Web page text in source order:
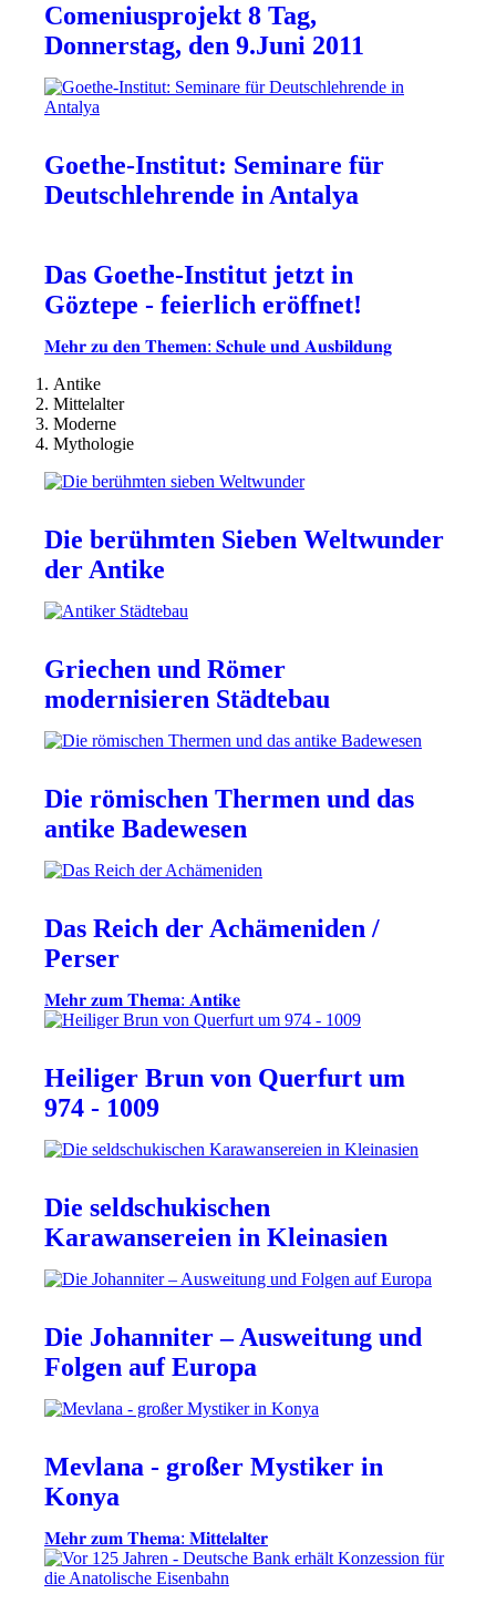
Comeniusprojekt 8 Tag,
Donnerstag, den 9.Juni 2011
Goethe-Institut: Seminare für
Deutschlehrende in Antalya
Das Goethe-Institut jetzt in
Göztepe - feierlich eröffnet!
𝐌𝐞𝐡𝐫 𝐳𝐮 𝐝𝐞𝐧 𝐓𝐡𝐞𝐦𝐞𝐧: 𝐒𝐜𝐡𝐮𝐥𝐞 𝐮𝐧𝐝 𝐀𝐮𝐬𝐛𝐢𝐥𝐝𝐮𝐧𝐠
Antike
Mittelalter
Moderne
Mythologie
Die berühmten Sieben Weltwunder
der Antike
Griechen und Römer
modernisieren Städtebau
Die römischen Thermen und das
antike Badewesen
Das Reich der Achämeniden /
Perser
𝐌𝐞𝐡𝐫 𝐳𝐮𝐦 𝐓𝐡𝐞𝐦𝐚: 𝐀𝐧𝐭𝐢𝐤𝐞
Heiliger Brun von Querfurt um
974 - 1009
Die seldschukischen
Karawansereien in Kleinasien
Die Johanniter – Ausweitung und
Folgen auf Europa
Mevlana - großer Mystiker in
Konya
𝐌𝐞𝐡𝐫 𝐳𝐮𝐦 𝐓𝐡𝐞𝐦𝐚: 𝐌𝐢𝐭𝐭𝐞𝐥𝐚𝐥𝐭𝐞𝐫